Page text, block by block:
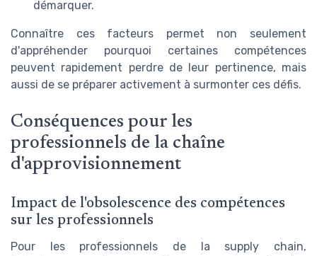
démarquer.
Connaître ces facteurs permet non seulement
d'appréhender pourquoi certaines compétences
peuvent rapidement perdre de leur pertinence, mais
aussi de se préparer activement à surmonter ces défis.
Conséquences pour les
professionnels de la chaîne
d'approvisionnement
Impact de l'obsolescence des compétences
sur les professionnels
Pour les professionnels de la supply chain,